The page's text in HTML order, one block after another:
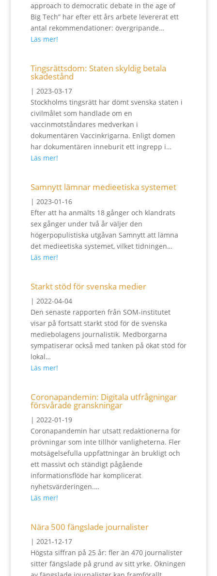
approach to democratic debate in the age of
Big Tech” har efter ett års arbete levererat ett
antal rekommendationer: övergripande…
Läs mer!
Tingsrättsdom: Staten skyldig betala
skadestånd
| 2023-03-17
Stockholms tingsrätt har dömt svenska staten i
civilmålet som handlade om en
vaccinmotståndares medverkan i
dokumentären Vaccinkrigarna. Enligt domen
har dokumentären inneburit ett ingrepp i…
Läs mer!
Samnytt lämnar medieetiska systemet
| 2023-01-16
Efter att ha anmälts 18 gånger och klandrats
sex gånger under två år väljer den
högerpopulistiska utgåvan Samnytt att lämna
det medieetiska systemet, vilket tidningen…
Läs mer!
Starkt stöd för svenska medier
| 2022-04-04
Den senaste rapporten från SOM-institutet
visar på fortsatt starkt stöd för de svenska
mediebolagens journalistik. Medborgarna
sympatiserar också med tanken på ökat stöd för
lokal…
Läs mer!
Coronapandemin: Digitala utfrågningar
försvårade granskningar
| 2022-01-19
Coronapandemin har utsatt redaktionerna för
prövningar som inte tillhör vanligheterna. Fler
motsägelsefulla uppfattningar än brukligt och
ett massivt och ständigt pågående
informationsflöde har komplicerat
nyhetsvärderingen.…
Läs mer!
Nära 500 fängslade journalister
| 2021-12-17
Högsta siffran på 25 år: fler än 470 journalister
sitter fängslade på grund av sitt yrke. Ökningen